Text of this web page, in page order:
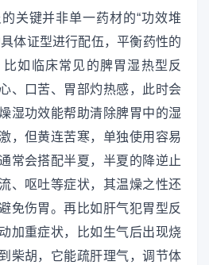
关键并非单一药材的“功效堆
体证型进行配伍，平衡药性的
如临床常见的脾胃湿热型反
、口苦、胃部灼热感，此时会
湿功效能帮助清除脾胃中的湿
，但黄连苦寒，单独使用容易
常会搭配半夏，半夏的降逆止
、呕吐等症状，其温燥之性还
免伤胃。再比如肝气犯胃型反
加重症状，比如生气后出现烧
柴胡，它能疏肝理气，调节体